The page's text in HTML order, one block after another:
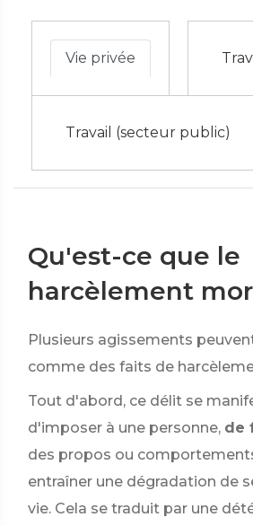
Vie privée
Travail (secteur public)
Qu'est-ce que le
harcèlement
Plusieurs agissements
comme des faits de
Tout d'abord, ce délit se
d'imposer à une personne, de
des propos ou
entraîner une dégradation de
vie. Cela se traduit par une